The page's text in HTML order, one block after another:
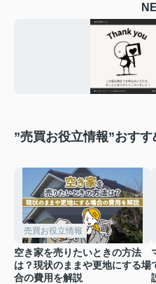
”売買お役立情報”おすす
売買お役立情報
空き家を売りたいときの方法
は？現状のままや更地にする場
合の費用を解説